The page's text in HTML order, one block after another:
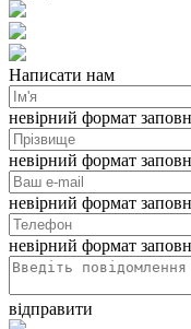
Написати нам
невірний формат
невірний формат
невірний формат
невірний формат
відправити